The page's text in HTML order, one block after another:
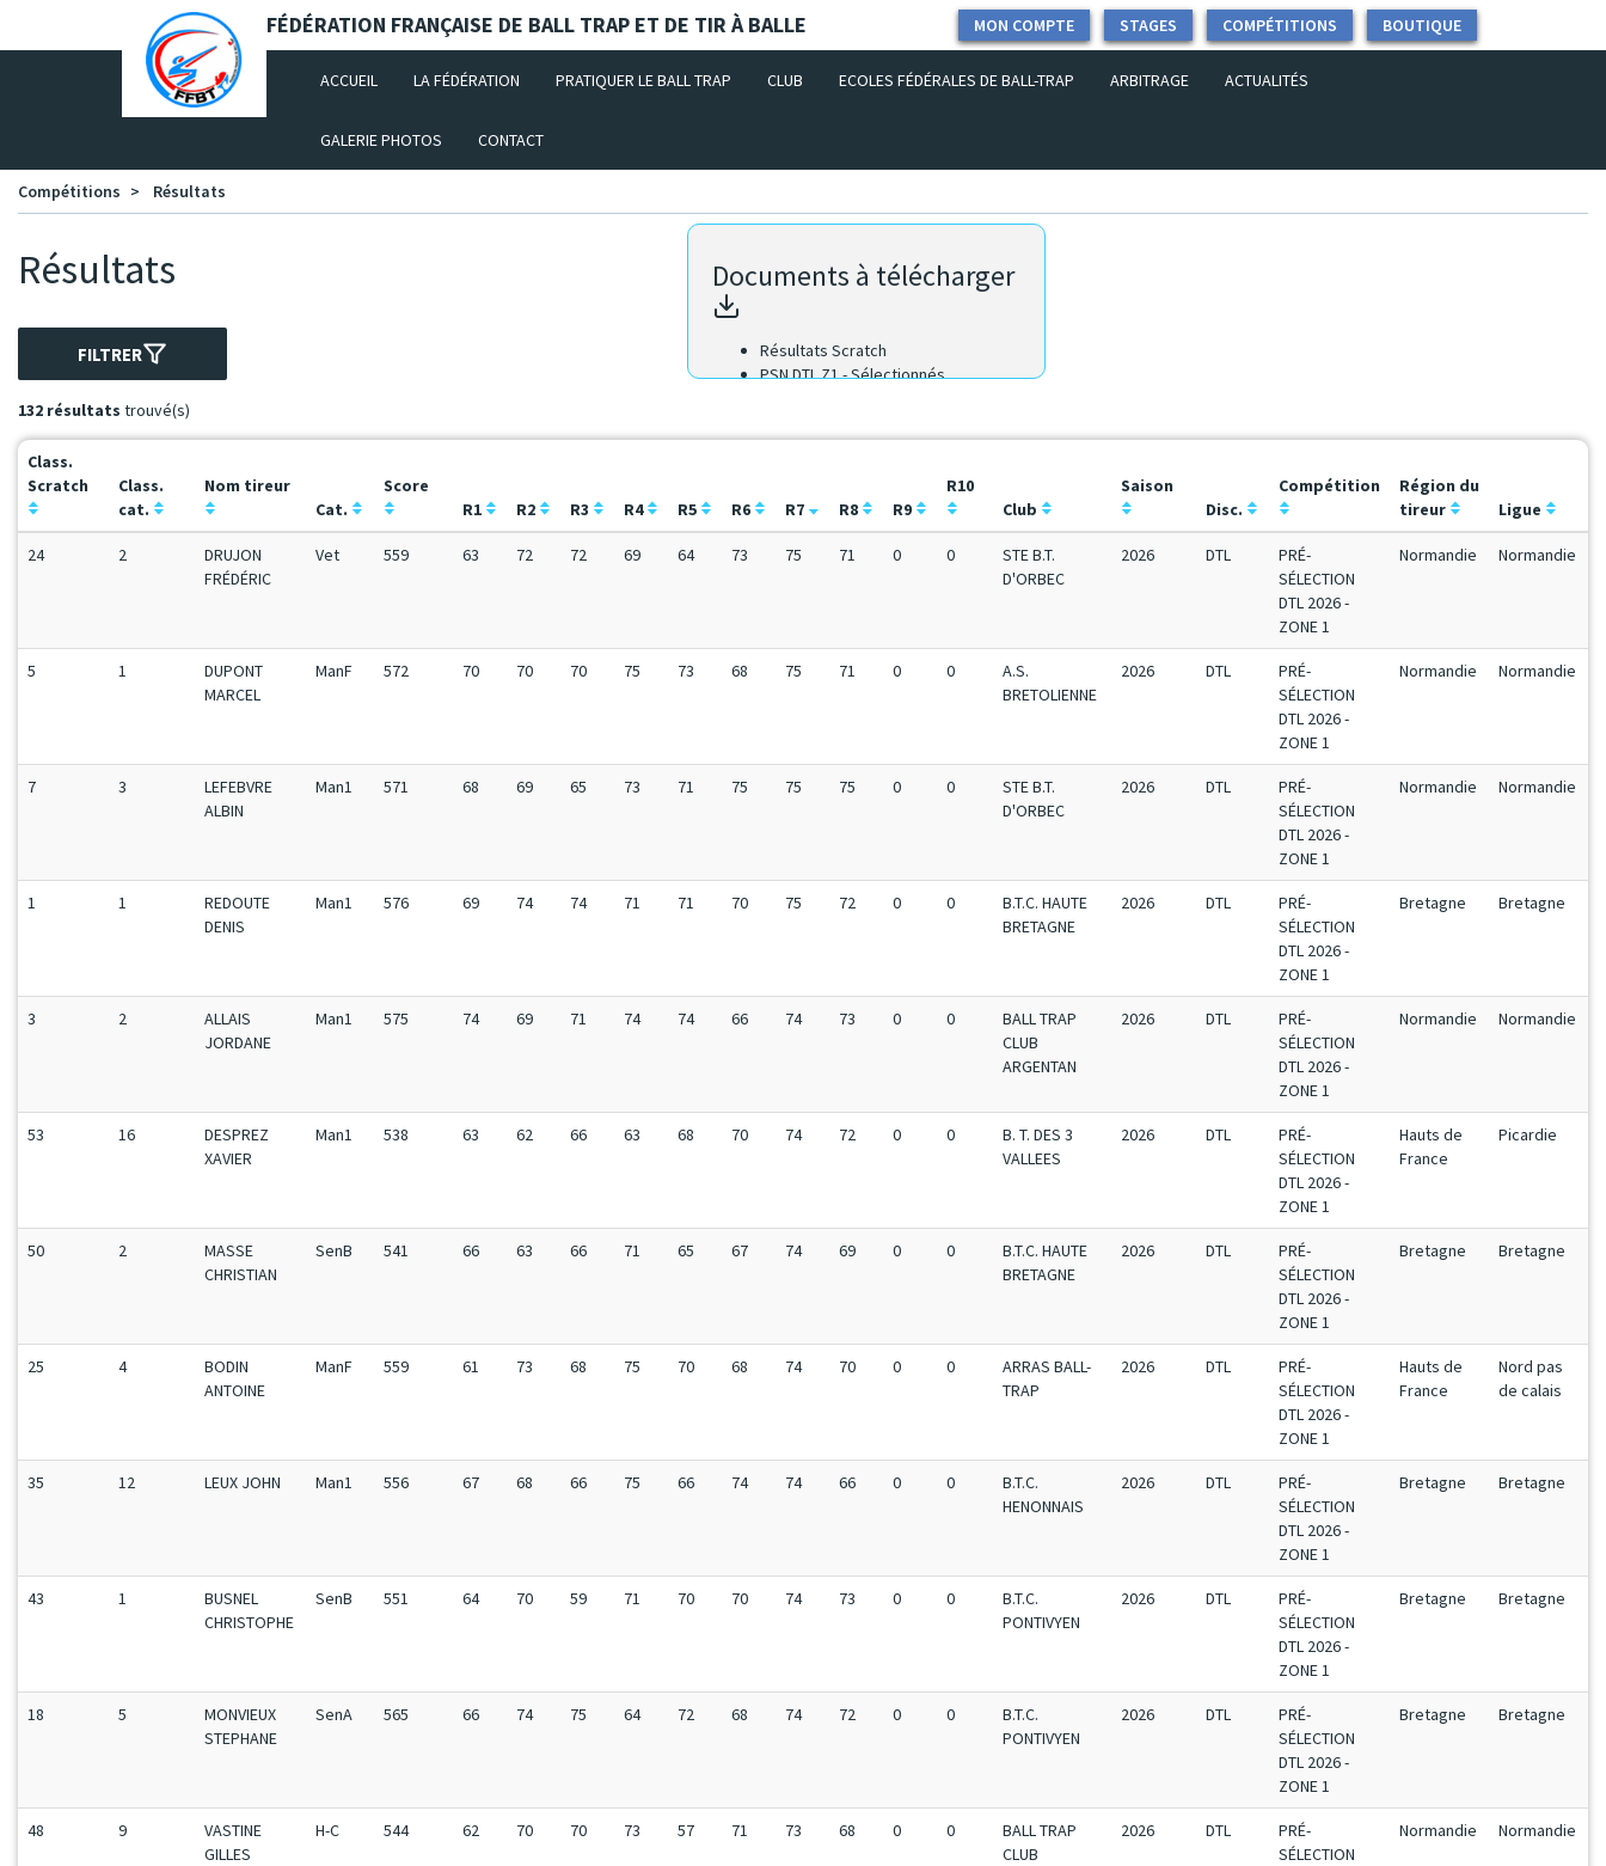
Panneau de gestion des cookies FÉDÉRATION FRANÇAISE DE BALL TRAP ET DE TIR À BALLE BOUTIQUE
COMPÉTITIONS
STAGES
MON COMPTE
ACCUEIL (CURRENT)
LA FÉDÉRATION PRATIQUER LE BALL TRAP CLUB ECOLES FÉDÉRALES DE BALL-TRAP ARBITRAGE ACTUALITÉS
GALERIE PHOTOS CONTACT
Compétitions Résultats
Résultats
FILTRER
132 résultats trouvé(s)
Documents à télécharger
Résultats Scratch
PSN DTL Z1 - Sélectionnés
Class.
Scratch
Class.
cat.
Nom tireur
Cat.
Score
R1
R2 R3 R4 R5 R6 R7 R8 R9
R10
Club
Saison
Disc.
Compétition
Région du
tireur
Ligue
24 2
DRUJON
FRÉDÉRIC
Vet 559 63 72 72 69 64 73 75 71 0 0
STE B.T.
D'ORBEC
2026 DTL
PRÉ-
SÉLECTION
DTL 2026 -
ZONE 1
Normandie Normandie
5 1
DUPONT
MARCEL
ManF 572 70 70 70 75 73 68 75 71 0 0
A.S.
BRETOLIENNE
2026 DTL
PRÉ-
SÉLECTION
DTL 2026 -
ZONE 1
Normandie Normandie
7 3
LEFEBVRE
ALBIN
Man1 571 68 69 65 73 71 75 75 75 0 0
STE B.T.
D'ORBEC
2026 DTL
PRÉ-
SÉLECTION
DTL 2026 -
ZONE 1
Normandie Normandie
1 1
REDOUTE
DENIS
Man1 576 69 74 74 71 71 70 75 72 0 0
B.T.C. HAUTE
BRETAGNE
2026 DTL
PRÉ-
SÉLECTION
DTL 2026 -
ZONE 1
Bretagne Bretagne
3 2
ALLAIS
JORDANE
Man1 575 74 69 71 74 74 66 74 73 0 0
BALL TRAP
CLUB
ARGENTAN
2026 DTL
PRÉ-
SÉLECTION
DTL 2026 -
ZONE 1
Normandie Normandie
53 16
DESPREZ
XAVIER
Man1 538 63 62 66 63 68 70 74 72 0 0
B. T. DES 3
VALLEES
2026 DTL
PRÉ-
SÉLECTION
DTL 2026 -
ZONE 1
Hauts de
France
Picardie
50 2
MASSE
CHRISTIAN
SenB 541 66 63 66 71 65 67 74 69 0 0
B.T.C. HAUTE
BRETAGNE
2026 DTL
PRÉ-
SÉLECTION
DTL 2026 -
ZONE 1
Bretagne Bretagne
25 4
BODIN
ANTOINE
ManF 559 61 73 68 75 70 68 74 70 0 0
ARRAS BALL-
TRAP
2026 DTL
PRÉ-
SÉLECTION
DTL 2026 -
ZONE 1
Hauts de
France
Nord pas
de calais
35 12 LEUX JOHN Man1 556 67 68 66 75 66 74 74 66 0 0
B.T.C.
HENONNAIS
2026 DTL
PRÉ-
SÉLECTION
DTL 2026 -
ZONE 1
Bretagne Bretagne
43 1
BUSNEL
CHRISTOPHE
SenB 551 64 70 59 71 70 70 74 73 0 0
B.T.C.
PONTIVYEN
2026 DTL
PRÉ-
SÉLECTION
DTL 2026 -
ZONE 1
Bretagne Bretagne
18 5
MONVIEUX
STEPHANE
SenA 565 66 74 75 64 72 68 74 72 0 0
B.T.C.
PONTIVYEN
2026 DTL
PRÉ-
SÉLECTION
DTL 2026 -
ZONE 1
Bretagne Bretagne
48 9
VASTINE
GILLES
H-C 544 62 70 70 73 57 71 73 68 0 0
BALL TRAP
CLUB
2026 DTL
PRÉ-
SÉLECTION
Normandie Normandie